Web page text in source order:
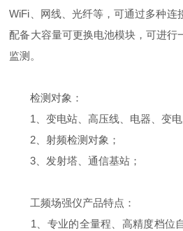
WiFi、网线、光纤等，可通过多种连
配备大容量可更换电池模块，可进行
监测。
检测对象：
1、变电站、高压线、电器、变电
2、射频检测对象；
3、发射塔、通信基站；
工频场强仪产品特点：
1、专业的全量程、高精度档位